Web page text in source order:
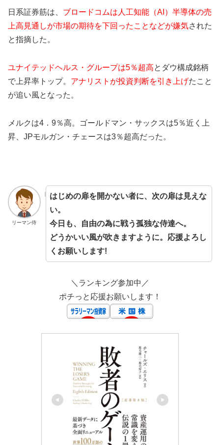
日系証券筋は、 ブロードコムは人工知能（AI）半導体の売
上高見通しが市場の期待を下回ったことなどが嫌気された
と指摘した。
ユナイテッドヘルス・グループは5％超高とダウ構成銘柄
で上昇率トップ。 アナリストが投資判断を引き上げたこと
が追い風となった。
メルクは4．9％高。ゴールドマン・サックスは5％近く上
昇、JPモルガン・チェースは3％超高だった。
リーマン侍
はじめの扉を開かない者に、次の扉は見えな
い。
今日も、自由の為に戦う孤独な侍達へ。
どうかいい風が吹きますように。応援よろし
くお願いします!
＼ランキング参加中／
ポチっと応援お願いします！